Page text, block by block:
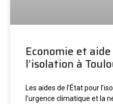
Economie et
l’isolation à
Les aides de l’État pour
l’urgence climatique et la